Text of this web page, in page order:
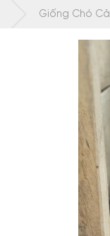
Giống Chó